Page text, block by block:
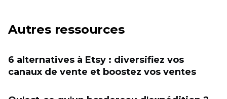
Autres ressources
6 alternatives à Etsy : diversifiez vos
canaux de vente et boostez vos ventes